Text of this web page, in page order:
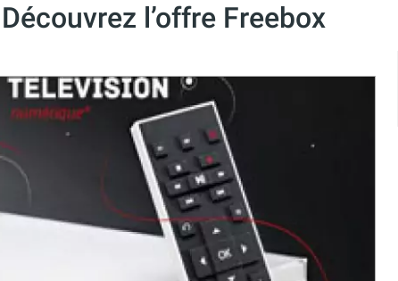
l’offre Freebox